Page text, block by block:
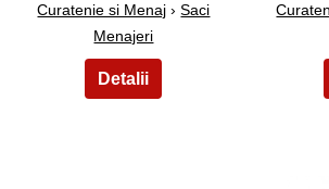
Curatenie si Menaj ›Saci
Menajeri